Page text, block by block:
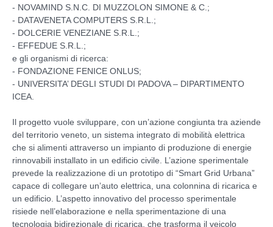
- NOVAMIND S.N.C. DI MUZZOLON SIMONE & C.;
- DATAVENETA COMPUTERS S.R.L.;
- DOLCERIE VENEZIANE S.R.L.;
- EFFEDUE S.R.L.;
e gli organismi di ricerca:
- FONDAZIONE FENICE ONLUS;
- UNIVERSITA’ DEGLI STUDI DI PADOVA – DIPARTIMENTO
ICEA.
Il progetto vuole sviluppare, con un’azione congiunta tra aziende
del territorio veneto, un sistema integrato di mobilità elettrica
che si alimenti attraverso un impianto di produzione di energie
rinnovabili installato in un edificio civile. L’azione sperimentale
prevede la realizzazione di un prototipo di “Smart Grid Urbana”
capace di collegare un’auto elettrica, una colonnina di ricarica e
un edificio. L’aspetto innovativo del processo sperimentale
risiede nell’elaborazione e nella sperimentazione di una
tecnologia bidirezionale di ricarica, che trasforma il veicolo